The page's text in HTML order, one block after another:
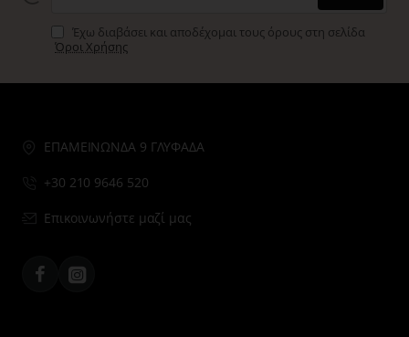
Έχω διαβάσει και αποδέχομαι τους όρους στη σελίδα
Όροι Χρήσης
ΕΠΑΜΕΙΝΩΝΔΑ 9 ΓΛΥΦΑΔΑ
+30 210 9646 520
Επικοινωνήστε μαζί μας
FacebookInstagram